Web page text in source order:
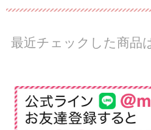
最近チェックした商品